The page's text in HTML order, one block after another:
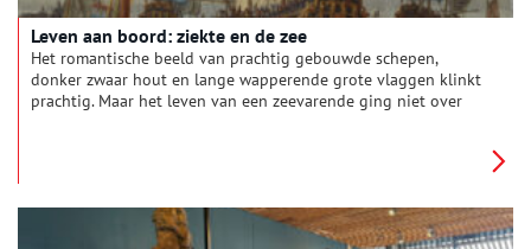
Leven aan boord: ziekte en de zee
Het romantische beeld van prachtig gebouwde schepen,
donker zwaar hout en lange wapperende grote vlaggen klinkt
prachtig. Maar het leven van een zeevarende ging niet over